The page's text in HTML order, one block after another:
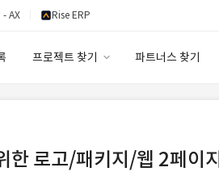
- AX Rise ERP
프로젝트 찾기 파트너스 찾기
한 로고/패키지/웹 2페이